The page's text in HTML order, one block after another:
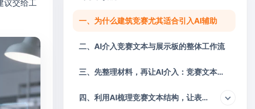
议交给工
一、为什么建筑竞赛尤其适合引入AI辅助
二、AI介入竞赛文本与展示板的整体工作流
三、先整理材料，再让AI介入：竞赛文本优化的前置准备
四、利用AI梳理竞赛文本结构，让表达更有逻辑